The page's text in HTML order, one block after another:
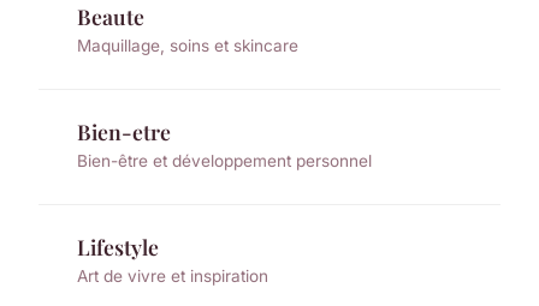
Beaute
Maquillage, soins et skincare
Bien-etre
Bien-être et développement personnel
Lifestyle
Art de vivre et inspiration